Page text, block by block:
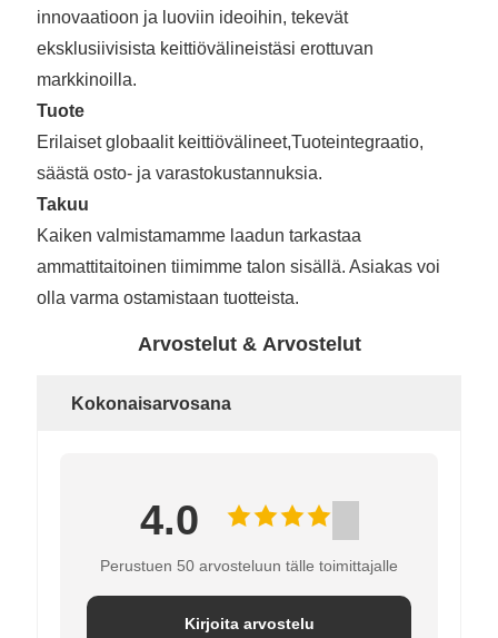
innovaatioon ja luoviin ideoihin, tekevät
eksklusiivisista keittiövälineistäsi erottuvan
markkinoilla.
Tuote
Erilaiset globaalit keittiövälineet,Tuoteintegraatio,
säästä osto- ja varastokustannuksia.
Takuu
Kaiken valmistamamme laadun tarkastaa
ammattitaitoinen tiimimme talon sisällä. Asiakas voi
olla varma ostamistaan ​​tuotteista.
Arvostelut & Arvostelut
Kokonaisarvosana
4.0
Perustuen 50 arvosteluun tälle toimittajalle
Kirjoita arvostelu